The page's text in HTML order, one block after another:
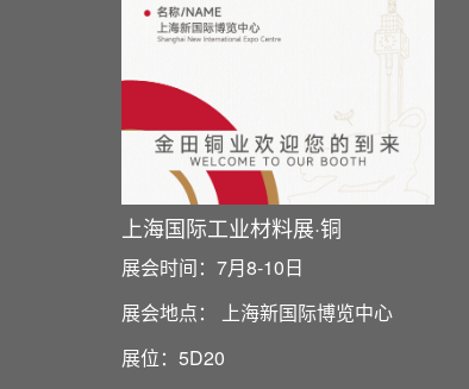
上海国际工业材料展·铜
展会时间：7月8-10日
展会地点： 上海新国际博览中心
展位：5D20